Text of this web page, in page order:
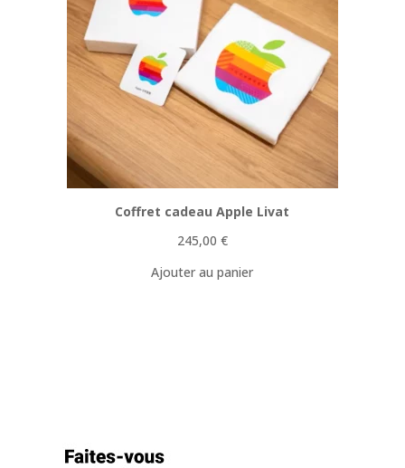
Coffret cadeau Apple Livat
245,00 €
Ajouter au panier